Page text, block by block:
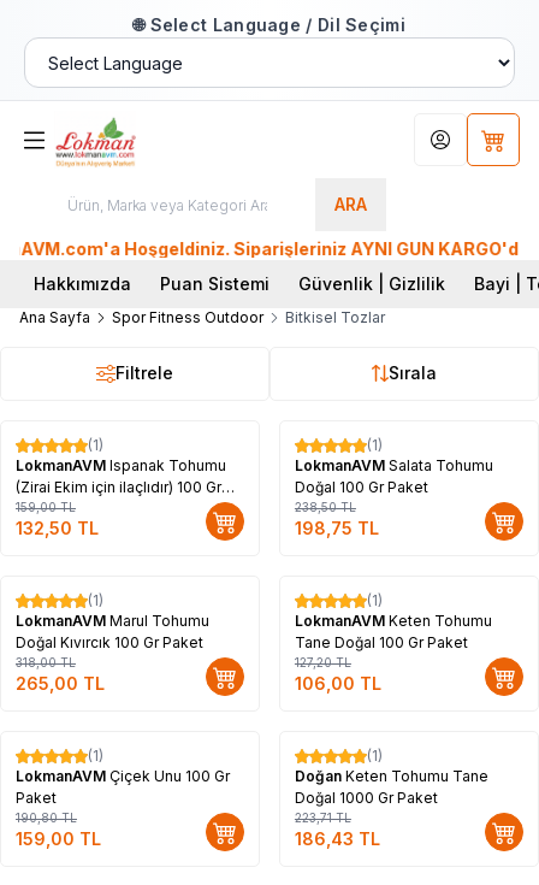
🌐 Select Language / Dil Seçimi
ARA
Hesabım
Hoşgeldiniz. Siparişleriniz AYNI GÜN KARGO'da.
Hakkımızda
Puan Sistemi Güvenlik | Gizlilik Bayi |
Ana Sayfa Spor Fitness Outdoor Bitkisel Tozlar
Filtrele Sırala
%17
(1)
LokmanAVM Ispanak Tohumu
(Zirai Ekim için ilaçlıdır) 100 Gr
Paket
159,00TL
132,50 TL
%17
(1)
LokmanAVM Salata Tohumu
Doğal 100 Gr Paket
238,50TL
198,75 TL
%17
(1)
LokmanAVM Marul Tohumu
Doğal Kıvırcık 100 Gr Paket
318,00TL
265,00 TL
%17
(1)
LokmanAVM Keten Tohumu
Tane Doğal 100 Gr Paket
127,20TL
106,00 TL
%17
(1)
LokmanAVM Çiçek Unu 100 Gr
Paket
190,80TL
159,00 TL
%17
(1)
Doğan Keten Tohumu Tane
Doğal 1000 Gr Paket
223,71TL
186,43 TL